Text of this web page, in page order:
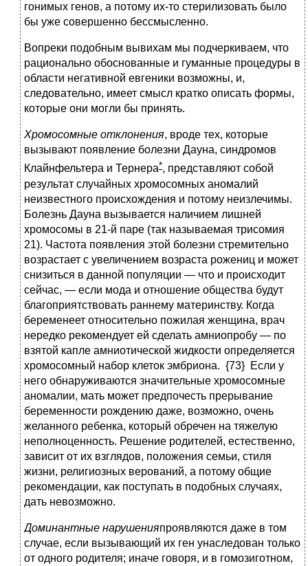
гонимых генов, а потому их-то стерилизовать было
бы уже совершенно бессмысленно.
Вопреки подобным вывихам мы подчеркиваем, что
рационально обоснованные и гуманные процедуры в
области негативной евгеники возможны, и,
следовательно, имеет смысл кратко описать формы,
которые они могли бы принять.
Хромосомные отклонения, вроде тех, которые
вызывают появление болезни Дауна, синдромов
Клайнфельтера и Тернера*, представляют собой
результат случайных хромосомных аномалий
неизвестного происхождения и потому неизлечимы.
Болезнь Дауна вызывается наличием лишней
хромосомы в 21-й паре (так называемая трисомия
21). Частота появления этой болезни стремительно
возрастает с увеличением возраста рожениц и может
снизиться в данной популяции — что и происходит
сейчас, — если мода и отношение общества будут
благоприятствовать раннему материнству. Когда
беременеет относительно пожилая женщина, врач
нередко рекомендует ей сделать амниопробу — по
взятой капле амниотической жидкости определяется
хромосомный набор клеток эмбриона. {73} Если у
него обнаруживаются значительные хромосомные
аномалии, мать может предпочесть прерывание
беременности рождению даже, возможно, очень
желанного ребенка, который обречен на тяжелую
неполноценность. Решение родителей, естественно,
зависит от их взглядов, положения семьи, стиля
жизни, религиозных верований, а потому общие
рекомендации, как поступать в подобных случаях,
дать невозможно.
Доминантные нарушенияпроявляются даже в том
случае, если вызывающий их ген унаследован только
от одного родителя; иначе говоря, и в гомозиготном,